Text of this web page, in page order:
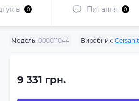
0 Питання 0
Модель: 000011044 Виробник: Cersanit
9 331 грн.